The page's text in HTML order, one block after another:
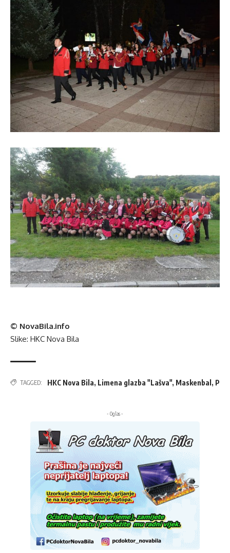
© NovaBila.info
Slike: HKC Nova Bila
TAGGED: HKC Nova Bila, Limena glazba "Lašva", Maskenbal , P
- Oglas -